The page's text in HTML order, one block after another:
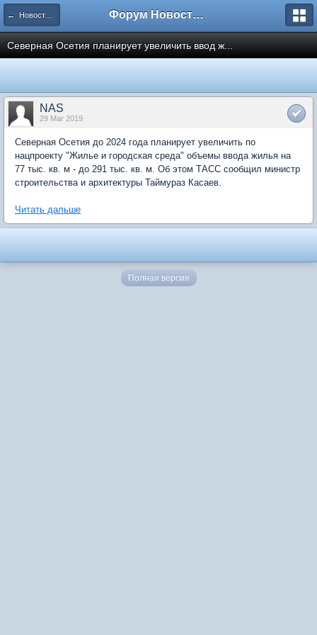
← Новости рынка недвижимости Форум Новостройки
Северная Осетия планирует увеличить ввод ж...
NAS
29 Mar 2019
Северная Осетия до 2024 года планирует увеличить по
нацпроекту "Жилье и городская среда" объемы ввода жилья на
77 тыс. кв. м - до 291 тыс. кв. м. Об этом ТАСС сообщил министр
строительства и архитектуры Таймураз Касаев.
Читать дальше
Полная версия